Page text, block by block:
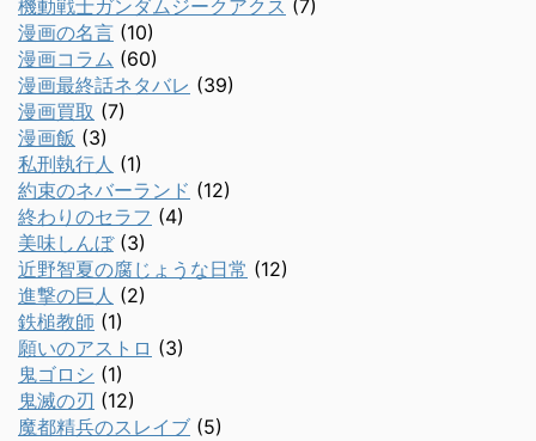
機動戦士ガンダムジークアクス (7)
漫画の名言 (10)
漫画コラム (60)
漫画最終話ネタバレ (39)
漫画買取 (7)
漫画飯 (3)
私刑執行人 (1)
約束のネバーランド (12)
終わりのセラフ (4)
美味しんぼ(3)
近野智夏の腐じょうな日常 (12)
進撃の巨人 (2)
鉄槌教師 (1)
願いのアストロ (3)
鬼ゴロシ (1)
鬼滅の刃 (12)
魔都精兵のスレイブ (5)